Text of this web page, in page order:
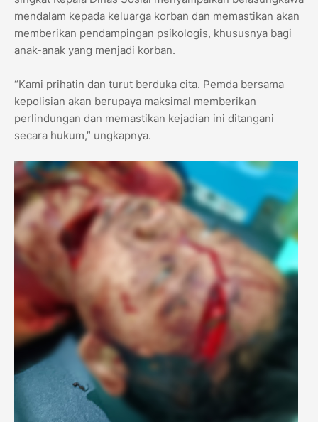
mendalam kepada keluarga korban dan memastikan akan
memberikan pendampingan psikologis, khususnya bagi
anak-anak yang menjadi korban.
“Kami prihatin dan turut berduka cita. Pemda bersama
kepolisian akan berupaya maksimal memberikan
perlindungan dan memastikan kejadian ini ditangani
secara hukum,” ungkapnya.